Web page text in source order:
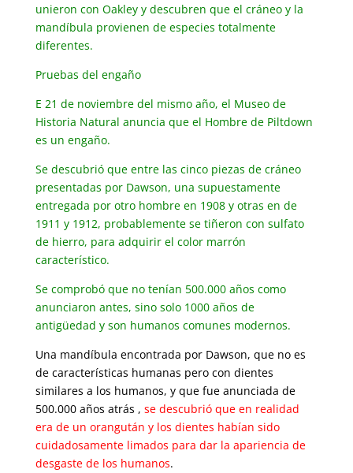
unieron con Oakley y descubren que el cráneo y la
mandíbula provienen de especies totalmente
diferentes.
Pruebas del engaño
E 21 de noviembre del mismo año, el Museo de
Historia Natural anuncia que el Hombre de Piltdown
es un engaño.
Se descubrió que entre las cinco piezas de cráneo
presentadas por Dawson, una supuestamente
entregada por otro hombre en 1908 y otras en de
1911 y 1912, probablemente se tiñeron con sulfato
de hierro, para adquirir el color marrón
característico.
Se comprobó que no tenían 500.000 años como
anunciaron antes, sino solo 1000 años de
antigüedad y son humanos comunes modernos.
Una mandíbula encontrada por Dawson, que no es
de características humanas pero con dientes
similares a los humanos, y que fue anunciada de
500.000 años atrás , se descubrió que en realidad
era de un orangután y los dientes habían sido
cuidadosamente limados para dar la apariencia de
desgaste de los humanos.